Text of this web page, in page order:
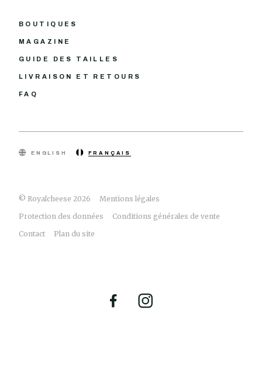
BOUTIQUES
MAGAZINE
GUIDE DES TAILLES
LIVRAISON ET RETOURS
FAQ
© Royalcheese 2026
Mentions légales
Protection des données
Conditions générales de vente
Contact
Plan du site
ENGLISH FRANÇAIS